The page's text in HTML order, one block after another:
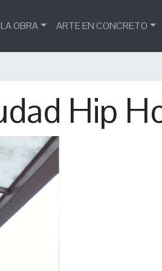
OBRA ARTE EN CONCRETO
Hip